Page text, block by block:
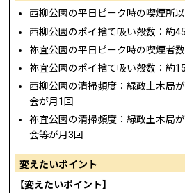
西柳公園の平日ピーク時の喫煙所
西柳公園のポイ捨て吸い殻数：約
祢宜公園の平日ピーク時の喫煙者
祢宜公園のポイ捨て吸い殻数：約
西柳公園の清掃頻度：緑政土木局
会が月1回
祢宜公園の清掃頻度：緑政土木局
会等が月3回
変えたいポイント
【変えたいポイント】